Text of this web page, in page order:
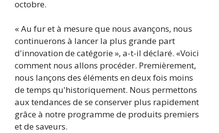
octobre.
« Au fur et à mesure que nous avançons, nous
continuerons à lancer la plus grande part
d'innovation de catégorie », a-t-il déclaré. «Voici
comment nous allons procéder. Premièrement,
nous lançons des éléments en deux fois moins
de temps qu'historiquement. Nous permettons
aux tendances de se conserver plus rapidement
grâce à notre programme de produits premiers
et de saveurs.